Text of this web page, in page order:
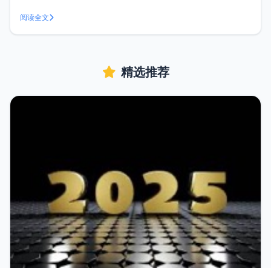
面的命令，安装一大堆依赖：#安装依赖 yum -y install cpp
binutils gli
阅读全文
精选推荐